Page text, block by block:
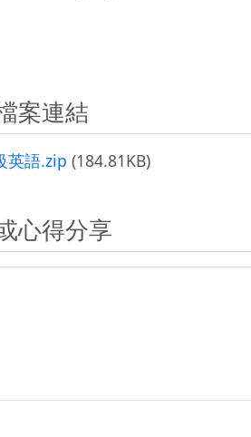
案連結
英語.zip (184.81KB)
心得分享